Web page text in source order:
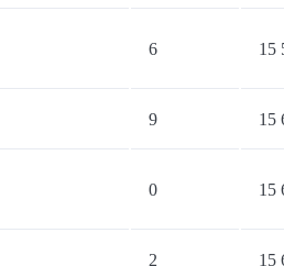
6 15
9 15
0 15
2 15